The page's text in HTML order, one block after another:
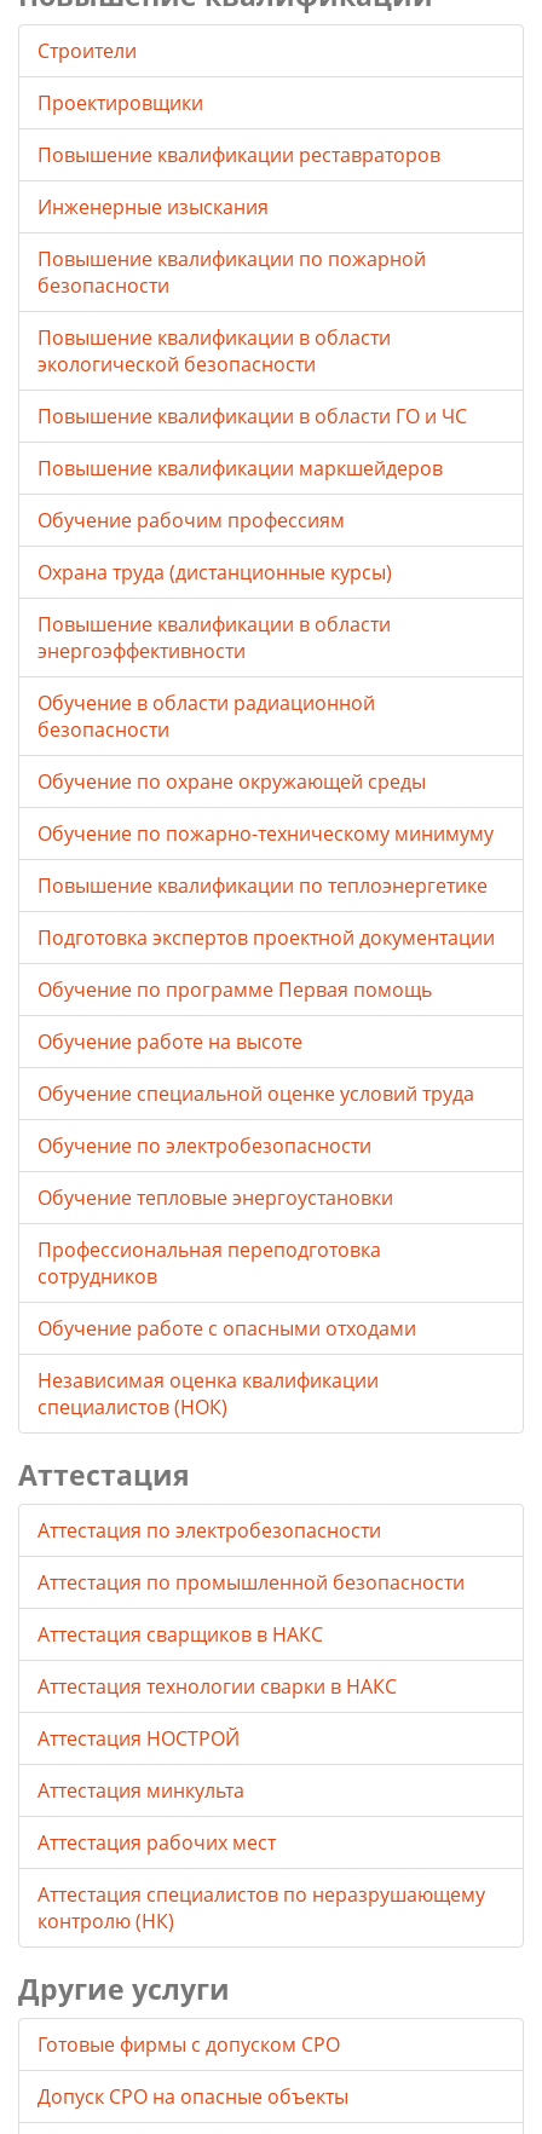
Строители
Проектировщики
Повышение квалификации реставраторов
Инженерные изыскания
Повышение квалификации по пожарной
безопасности
Повышение квалификации в области
экологической безопасности
Повышение квалификации в области ГО и ЧС
Повышение квалификации маркшейдеров
Обучение рабочим профессиям
Охрана труда (дистанционные курсы)
Повышение квалификации в области
энергоэффективности
Обучение в области радиационной
безопасности
Обучение по охране окружающей среды
Обучение по пожарно-техническому минимуму
Повышение квалификации по теплоэнергетике
Подготовка экспертов проектной документации
Обучение по программе Первая помощь
Обучение работе на высоте
Обучение специальной оценке условий труда
Обучение по электробезопасности
Обучение тепловые энергоустановки
Профессиональная переподготовка
сотрудников
Обучение работе с опасными отходами
Независимая оценка квалификации
специалистов (НОК)
Аттестация
Аттестация по электробезопасности
Аттестация по промышленной безопасности
Аттестация сварщиков в НАКС
Аттестация технологии сварки в НАКС
Аттестация НОСТРОЙ
Аттестация минкульта
Аттестация рабочих мест
Аттестация специалистов по неразрушающему
контролю (НК)
Другие услуги
Готовые фирмы с допуском СРО
Допуск СРО на опасные объекты